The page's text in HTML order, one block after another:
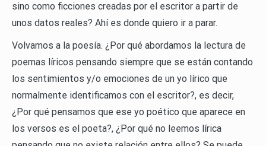
sino como ficciones creadas por el escritor a partir de
unos datos reales? Ahí es donde quiero ir a parar.
Volvamos a la poesía. ¿Por qué abordamos la lectura de
poemas líricos pensando siempre que se están contando
los sentimientos y/o emociones de un yo lírico que
normalmente identificamos con el escritor?, es decir,
¿Por qué pensamos que ese yo poético que aparece en
los versos es el poeta?, ¿Por qué no leemos lírica